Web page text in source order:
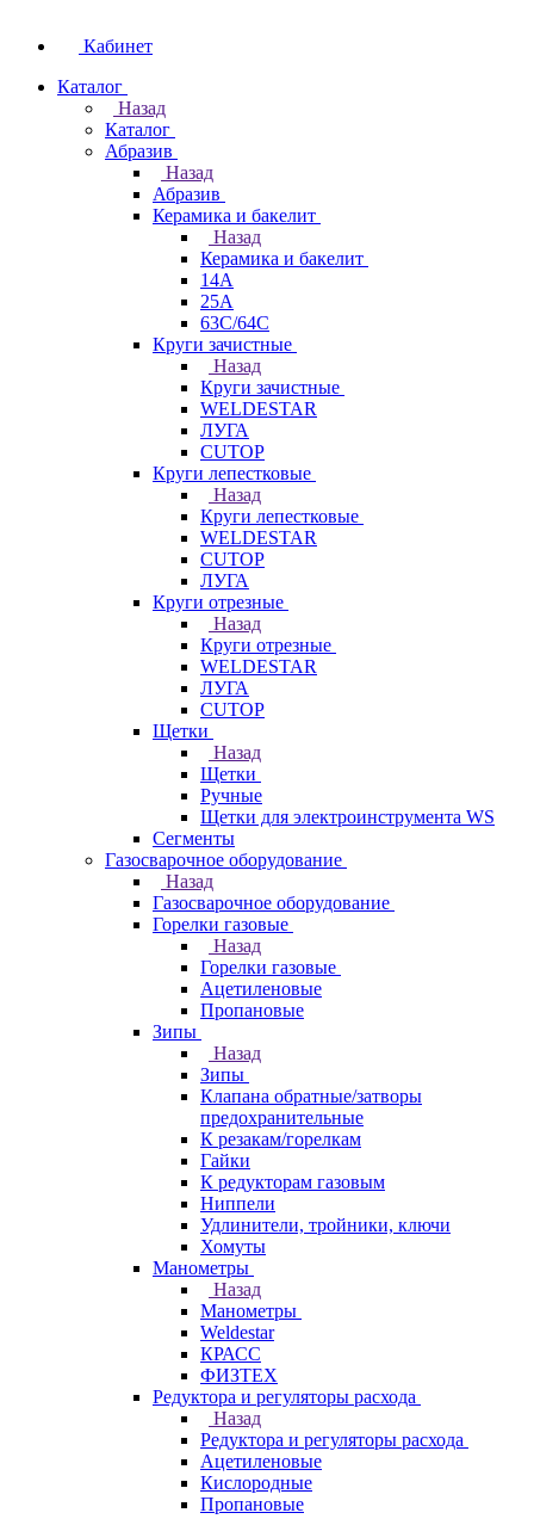
Кабинет
Каталог
Назад
Каталог
Абразив
Назад
Абразив
Керамика и бакелит
Назад
Керамика и бакелит
14А
25А
63С/64С
Круги зачистные
Назад
Круги зачистные
WELDESTAR
ЛУГА
CUTOP
Круги лепестковые
Назад
Круги лепестковые
WELDESTAR
CUTOP
ЛУГА
Круги отрезные
Назад
Круги отрезные
WELDESTAR
ЛУГА
CUTOP
Щетки
Назад
Щетки
Ручные
Щетки для электроинструмента WS
Сегменты
Газосварочное оборудование
Назад
Газосварочное оборудование
Горелки газовые
Назад
Горелки газовые
Ацетиленовые
Пропановые
Зипы
Назад
Зипы
Клапана обратные/затворы
предохранительные
К резакам/горелкам
Гайки
К редукторам газовым
Ниппели
Удлинители, тройники, ключи
Хомуты
Манометры
Назад
Манометры
Weldestar
КРАСС
ФИЗТЕХ
Редуктора и регуляторы расхода
Назад
Редуктора и регуляторы расхода
Ацетиленовые
Кислородные
Пропановые